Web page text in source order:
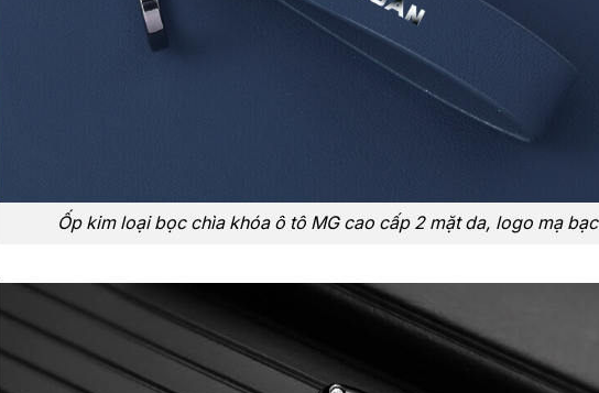
Ốp kim loại bọc chìa khóa ô tô MG cao cấp 2 mặt da, logo mạ bạc